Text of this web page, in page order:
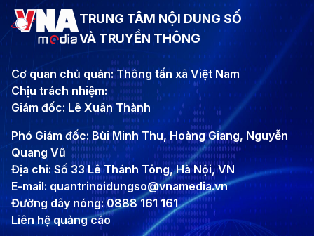
TRUNG TÂM NỘI DUNG SỐ
VÀ TRUYỀN THÔNG
Cơ quan chủ quản: Thông tấn xã Việt Nam
Chịu trách nhiệm:
Giám đốc: Lê Xuân Thành
Phó Giám đốc: Bùi Minh Thu, Hoàng Giang, Nguyễn
Quang Vũ
Địa chỉ: Số 33 Lê Thánh Tông, Hà Nội, VN
E-mail: quantrinoidungso@vnamedia.vn
Đường dây nóng: 0888 161 161
Liên hệ quảng cáo